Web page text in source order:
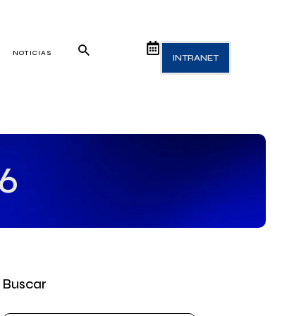
NOTICIAS INTRANET
Buscar